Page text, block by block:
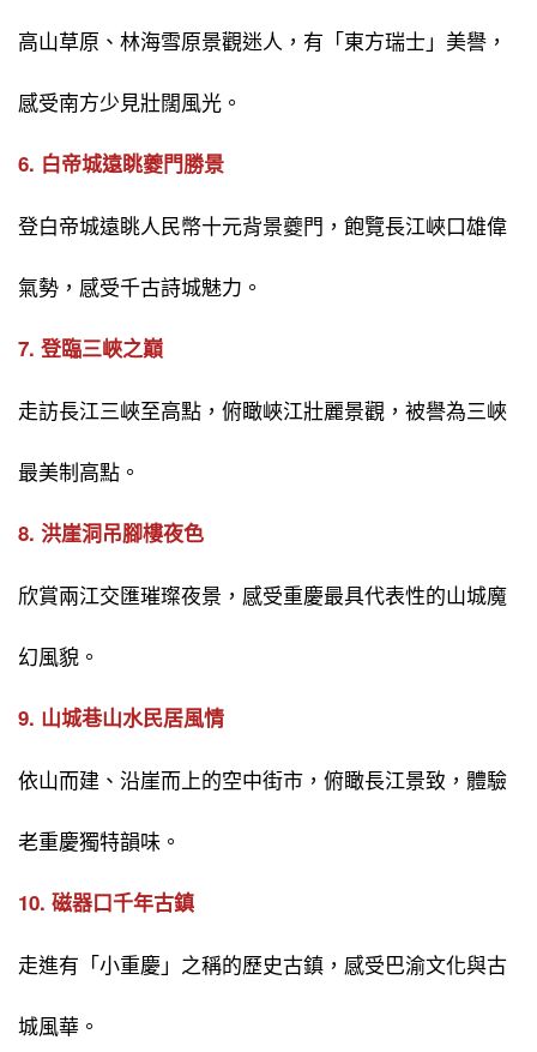
高山草原、林海雪原景觀迷人，有「東方瑞士」美譽，
感受南方少見壯闊風光。
6. 白帝城遠眺夔門勝景
登白帝城遠眺人民幣十元背景夔門，飽覽長江峽口雄偉
氣勢，感受千古詩城魅力。
7. 登臨三峽之巔
走訪長江三峽至高點，俯瞰峽江壯麗景觀，被譽為三峽
最美制高點。
8. 洪崖洞吊腳樓夜色
欣賞兩江交匯璀璨夜景，感受重慶最具代表性的山城魔
幻風貌。
9. 山城巷山水民居風情
依山而建、沿崖而上的空中街市，俯瞰長江景致，體驗
老重慶獨特韻味。
10. 磁器口千年古鎮
走進有「小重慶」之稱的歷史古鎮，感受巴渝文化與古
城風華。